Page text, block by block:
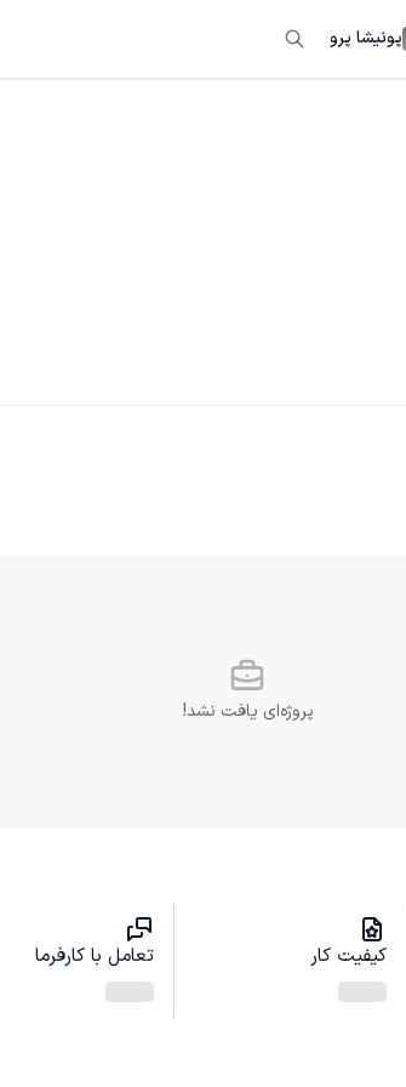
پونیشا پرو
پروژه‌ای یافت نشد!
کیفیت کار تعامل با کارفرما